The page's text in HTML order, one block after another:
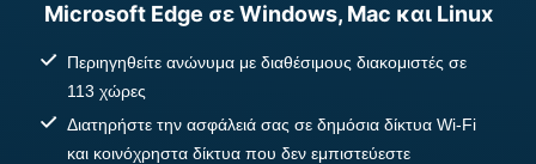
Microsoft Edge σε Windows, Mac και Linux
Περιηγηθείτε ανώνυμα με διαθέσιμους διακομιστές σε
113 χώρες
Διατηρήστε την ασφάλειά σας σε δημόσια δίκτυα Wi-Fi
και κοινόχρηστα δίκτυα που δεν εμπιστεύεστε